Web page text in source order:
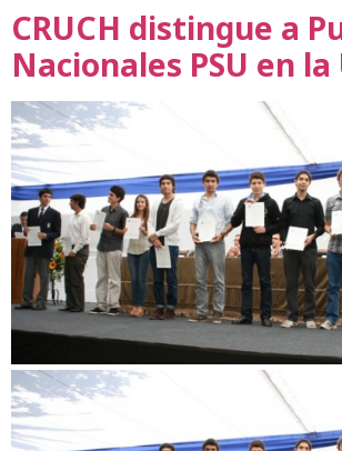
CRUCH distingue a
Nacionales PSU en la